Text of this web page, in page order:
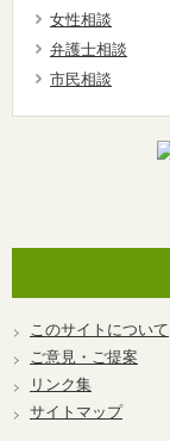
女性相談
弁護士相談
市民相談
このサイトについて
ご意見・ご提案
リンク集
サイトマップ